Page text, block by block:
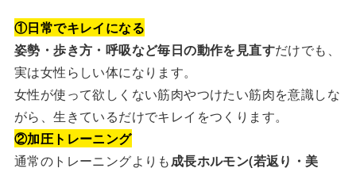
①日常でキレイになる
姿勢・歩き方・呼吸など毎日の動作を見直すだけでも、
実は女性らしい体になります。
女性が使って欲しくない筋肉やつけたい筋肉を意識しな
がら、生きているだけでキレイをつくります。
②加圧トレーニング
通常のトレーニングよりも成長ホルモン(若返り・美